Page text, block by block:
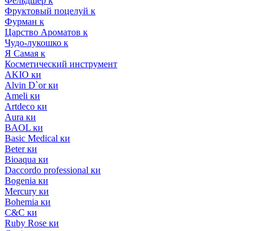
Фруктовый поцелуй к
Фурман к
Царство Ароматов к
Чудо-лукошко к
Я Самая к
Косметический инструмент
AKIO ки
Alvin D`or ки
Ameli ки
Artdeco ки
Aura ки
BAOL ки
Basic Medical ки
Beter ки
Bioaqua ки
Daccordo professional ки
Bogenia ки
Mercury ки
Bohemia ки
C&C ки
Ruby Rose ки